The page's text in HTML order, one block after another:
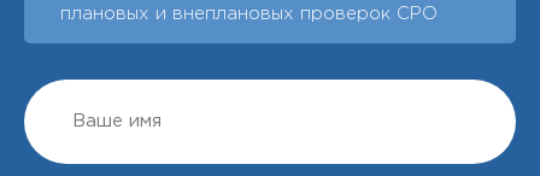
плановых и внеплановых проверок СРО